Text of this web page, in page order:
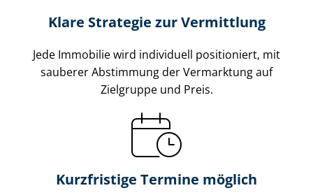
Klare Strategie zur Vermittlung
Jede Immobilie wird individuell positioniert, mit
sauberer Abstimmung der Vermarktung auf
Zielgruppe und Preis.
Kurzfristige Termine möglich